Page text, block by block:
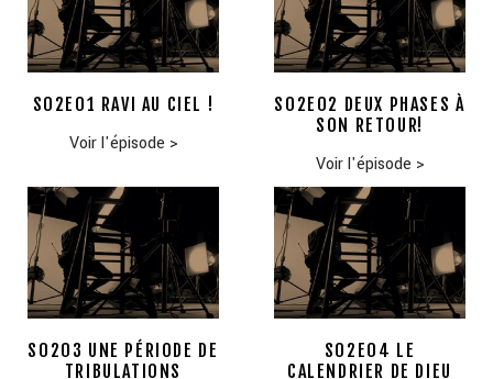
S02E01 RAVI AU CIEL !
Voir l'épisode >
S02E02 DEUX PHASES À
SON RETOUR!
Voir l'épisode >
S0203 UNE PÉRIODE DE
TRIBULATIONS
S02E04 LE
CALENDRIER DE DIEU